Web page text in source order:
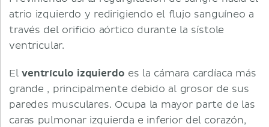
atrio izquierdo y redirigiendo el flujo sanguíneo a
través del orificio aórtico durante la sístole
ventricular.
Elventrículo izquierdo es la cámara cardíaca más
grande , principalmente debido al grosor de sus
paredes musculares. Ocupa la mayor parte de las
caras pulmonar izquierda e inferior del corazón,